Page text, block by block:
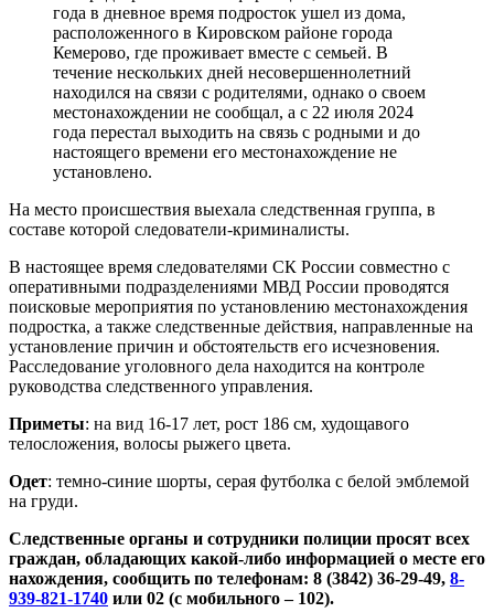
года в дневное время подросток ушел из дома,
расположенного в Кировском районе города
Кемерово, где проживает вместе с семьей. В
течение нескольких дней несовершеннолетний
находился на связи с родителями, однако о своем
местонахождении не сообщал, а с 22 июля 2024
года перестал выходить на связь с родными и до
настоящего времени его местонахождение не
установлено.
На место происшествия выехала следственная группа, в
составе которой следователи-криминалисты.
В настоящее время следователями СК России совместно с
оперативными подразделениями МВД России проводятся
поисковые мероприятия по установлению местонахождения
подростка, а также следственные действия, направленные на
установление причин и обстоятельств его исчезновения.
Расследование уголовного дела находится на контроле
руководства следственного управления.
Приметы: на вид 16-17 лет, рост 186 см, худощавого
телосложения, волосы рыжего цвета.
Одет: темно-синие шорты, серая футболка с белой эмблемой
на груди.
Следственные органы и сотрудники полиции просят всех
граждан, обладающих какой-либо информацией о месте его
нахождения, сообщить по телефонам: 8 (3842) 36-29-49, 8-
939-821-1740 или 02 (с мобильного – 102).